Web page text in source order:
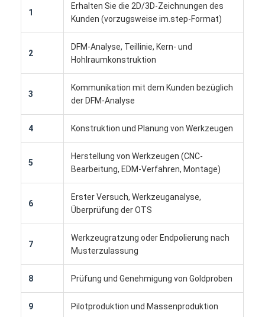
Fabrik-Ausflug
Treten Sie mit uns in Verbindung
Fälle
Wir Reden Jetzt.
Plastikspritzen-Service
1
Erhalten Sie die 2D/3D-Zeichnungen des
Kunden (vorzugsweise im.step-Format)
2
DFM-Analyse, Teillinie, Kern- und
Hohlraumkonstruktion
3
Kommunikation mit dem Kunden bezüglich
der DFM-Analyse
4 Konstruktion und Planung von Werkzeugen
5
Herstellung von Werkzeugen (CNC-
Bearbeitung, EDM-Verfahren, Montage)
6
Erster Versuch, Werkzeuganalyse,
Überprüfung der OTS
7
Werkzeugratzung oder Endpolierung nach
Musterzulassung
8 Prüfung und Genehmigung von Goldproben
9 Pilotproduktion und Massenproduktion